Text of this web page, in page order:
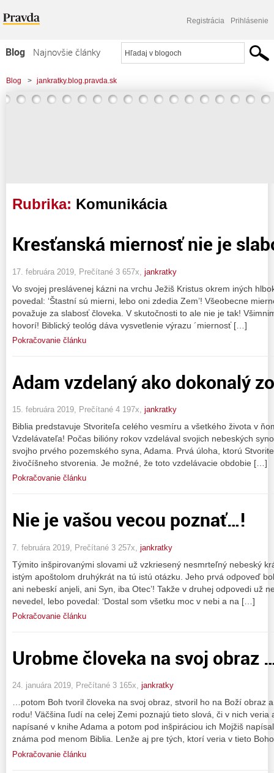
Registrácia Prihlásenie
Blog
Najnovšie články
Najčítanejšie články
Najkomentovanejšie články
Blog > jankratky.blog.pravda.sk
Rubrika: Komunikácia
Kresťanská miernosť nie je
17. februára 2019, Prečítané 3 657x, jankratky
Vo svojej preslávenej kázni na vrchu Ježiš Kristus okrem iných
povedal: ‘Štastní sú mierni, lebo oni zdedia Zem’! Všeobecne
považuje za slabosť človeka. V skutočnosti to ale nie je tak!
hovorí! Biblický teológ dáva vysvetlenie výrazu ´miernosť […]
Pokračovanie článku
Adam vzdelaný ako dokonalý
15. februára 2019, Prečítané 4 197x, jankratky
Biblia predstavuje Stvoriteľa celého vesmíru a všetkého života v
Vzdelávateľa! Počas bilióny rokov vzdelával svojich nebeských
svojho prvého pozemského syna, Adama. Prvá úloha, ktorú
živočíšneho stvorenia. Je možné, že toto vzdelávacie obdobie […]
Pokračovanie článku
Nie je vašou vecou poznať…!
7. februára 2019, Prečítané 3 257x, jankratky
Týmito inšpirovanými slovami už vzkriesený nesmrteľný nebeský
istým apoštolom druhýkrát na tú istú otázku. Jeho prvá odpoveď
ani nebeskí anjeli, ani Syn, iba Otec’! Takže v druhej odpovedi už
nevedel, lebo povedal: ‘Dostal som všetku moc v nebi a na […]
Pokračovanie článku
Urobme človeka na svoj obraz
24. januára 2019, Prečítané 3 165x, jankratky
…potom Boh tvoril človeka na svoj obraz, stvoril ho na Boží obraz
rodu! Väčšina ľudí na celej Zemi poznajú tieto slová, či v nich veria
napísané v knihe Adama a potom pod inšpiráciou ich Mojžiš
známa pod menom Biblia. Lenže aj pre tých, ktorí veria v tieto
Pokračovanie článku